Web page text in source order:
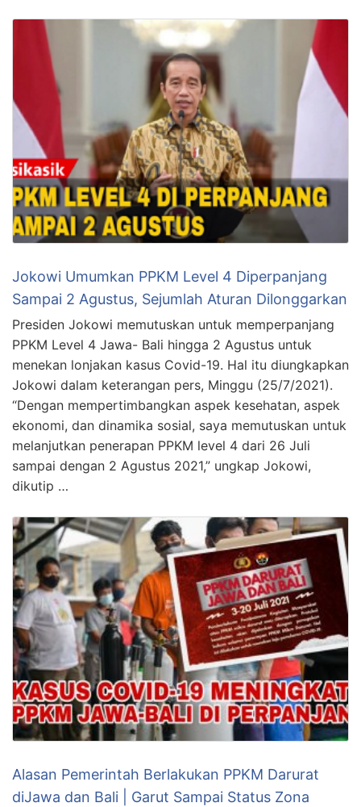
Jokowi Umumkan PPKM Level 4 Diperpanjang
Sampai 2 Agustus, Sejumlah Aturan Dilonggarkan
Presiden Jokowi memutuskan untuk memperpanjang
PPKM Level 4 Jawa- Bali hingga 2 Agustus untuk
menekan lonjakan kasus Covid-19. Hal itu diungkapkan
Jokowi dalam keterangan pers, Minggu (25/7/2021).
“Dengan mempertimbangkan aspek kesehatan, aspek
ekonomi, dan dinamika sosial, saya memutuskan untuk
melanjutkan penerapan PPKM level 4 dari 26 Juli
sampai dengan 2 Agustus 2021,” ungkap Jokowi,
dikutip …
Alasan Pemerintah Berlakukan PPKM Darurat
diJawa dan Bali | Garut Sampai Status Zona